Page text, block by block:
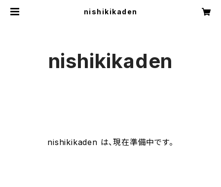
nishikikaden
nishikikaden
nishikikaden は、現在準備中です。